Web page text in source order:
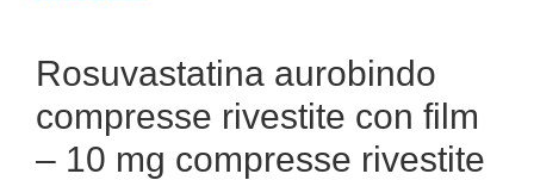
Rosuvastatina aurobindo
compresse rivestite con film
– 10 mg compresse rivestite